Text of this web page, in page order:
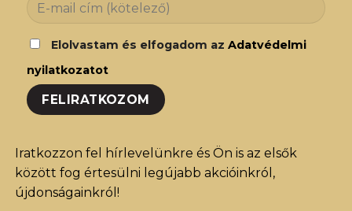
Elolvastam és elfogadom az Adatvédelmi
nyilatkozatot
Iratkozzon fel hírlevelünkre és Ön is az elsők
között fog értesülni legújabb akcióinkról,
újdonságainkról!